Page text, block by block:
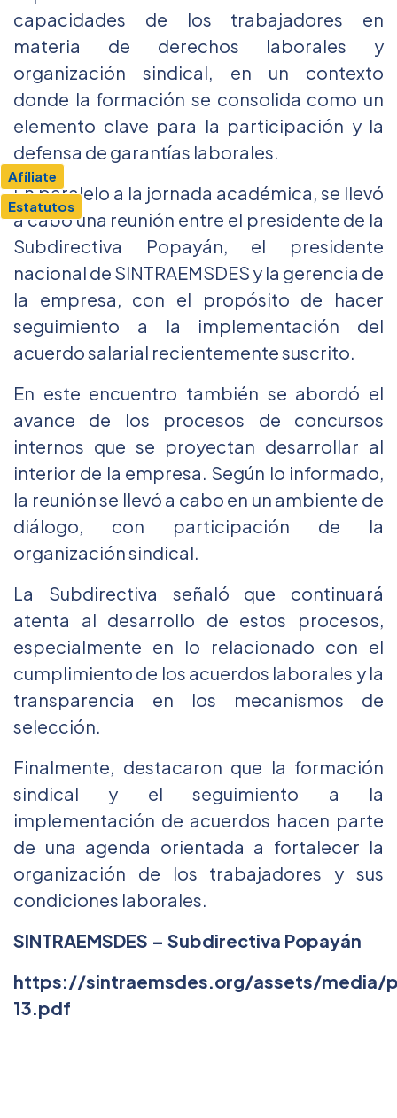
Afíliate
Estatutos
capacidades de los trabajadores en
materia de derechos laborales y
organización sindical, en un contexto
donde la formación se consolida como un
elemento clave para la participación y la
defensa de garantías laborales.
En paralelo a la jornada académica, se llevó
a cabo una reunión entre el presidente de la
Subdirectiva Popayán, el presidente
nacional de SINTRAEMSDES y la gerencia de
la empresa, con el propósito de hacer
seguimiento a la implementación del
acuerdo salarial recientemente suscrito.
En este encuentro también se abordó el
avance de los procesos de concursos
internos que se proyectan desarrollar al
interior de la empresa. Según lo informado,
la reunión se llevó a cabo en un ambiente de
diálogo, con participación de la
organización sindical.
La Subdirectiva señaló que continuará
atenta al desarrollo de estos procesos,
especialmente en lo relacionado con el
cumplimiento de los acuerdos laborales y la
transparencia en los mecanismos de
selección.
Finalmente, destacaron que la formación
sindical y el seguimiento a la
implementación de acuerdos hacen parte
de una agenda orientada a fortalecer la
organización de los trabajadores y sus
condiciones laborales.
SINTRAEMSDES – Subdirectiva Popayán
https://sintraemsdes.org/assets/media/
13.pdf